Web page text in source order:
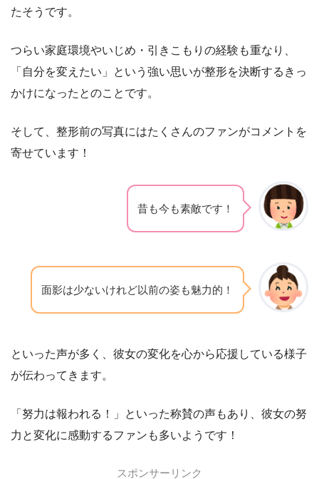
たそうです。
つらい家庭環境やいじめ・引きこもりの経験も重なり、
「自分を変えたい」という強い思いが整形を決断するきっ
かけになったとのことです。
そして、整形前の写真にはたくさんのファンがコメントを
寄せています！
昔も今も素敵です！
面影は少ないけれど以前の姿も魅力的！
といった声が多く、彼女の変化を心から応援している様子
が伝わってきます。
「努力は報われる！」といった称賛の声もあり、彼女の努
力と変化に感動するファンも多いようです！
スポンサーリンク